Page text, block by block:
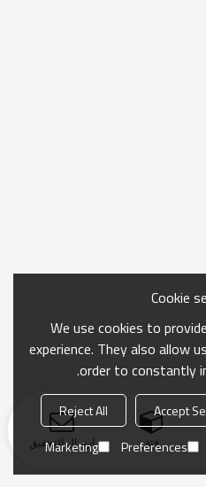
فئة ارسال التحقيق
Cookie
We use cookies to
experience. They also allow
order to constantly
Accept
Reject All
Preferences
Marketing